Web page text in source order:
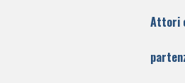
Attori